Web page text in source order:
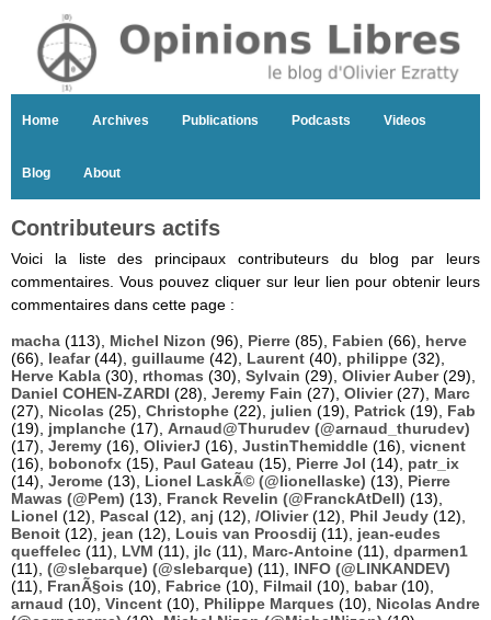
Home Archives Publications Podcasts Videos
Blog About
Contributeurs actifs
Voici la liste des principaux contributeurs du blog par leurs
commentaires. Vous pouvez cliquer sur leur lien pour obtenir leurs
commentaires dans cette page :
macha (113), Michel Nizon (96), Pierre (85), Fabien (66), herve
(66), leafar(44), guillaume (42), Laurent (40), philippe (32),
Herve Kabla (30), rthomas (30), Sylvain (29), Olivier Auber(29),
Daniel COHEN-ZARDI (28), Jeremy Fain (27), Olivier(27), Marc
(27), Nicolas (25), Christophe (22), julien (19), Patrick (19), Fab
(19), jmplanche (17), Arnaud@Thurudev (@arnaud_thurudev)
(17), Jeremy (16), OlivierJ (16), JustinThemiddle (16), vicnent
(16), bobonofx (15), Paul Gateau (15), Pierre Jol (14), patr_ix
(14), Jerome (13), Lionel LaskÃ© (@lionellaske) (13), Pierre
Mawas (@Pem) (13), Franck Revelin (@FranckAtDell) (13),
Lionel (12), Pascal (12), anj (12), /Olivier(12), Phil Jeudy (12),
Benoit (12), jean (12), Louis van Proosdij (11), jean-eudes
queffelec (11), LVM (11), jlc (11), Marc-Antoine (11), dparmen1
(11), (@slebarque) (@slebarque) (11), INFO (@LINKANDEV)
(11), FranÃ§ois (10), Fabrice (10), Filmail (10), babar(10),
arnaud (10), Vincent (10), Philippe Marques (10), Nicolas Andre